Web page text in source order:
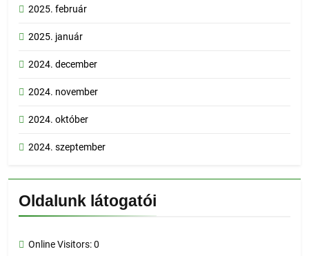
2025. február
2025. január
2024. december
2024. november
2024. október
2024. szeptember
Oldalunk látogatói
Online Visitors:0